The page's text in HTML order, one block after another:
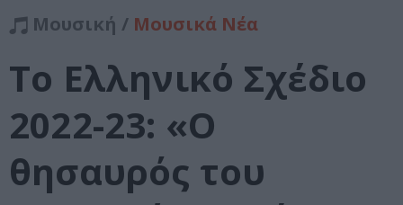
Μουσική / Μουσικά Νέα
Το Ελληνικό Σχέδιο
2022-23: «Ο
θησαυρός του